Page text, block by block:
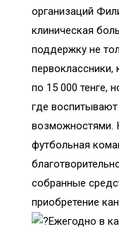
организаций
клиническая
поддержку не
первоклассники,
по 15 000 тенге,
где
возможностями.
футбольная
собранные
приобретение
Ежегодно в